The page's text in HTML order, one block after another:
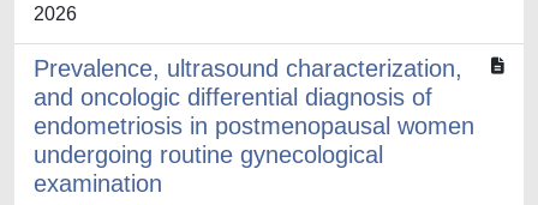
2026
Prevalence, ultrasound characterization,
and oncologic differential diagnosis of
endometriosis in postmenopausal women
undergoing routine gynecological
examination